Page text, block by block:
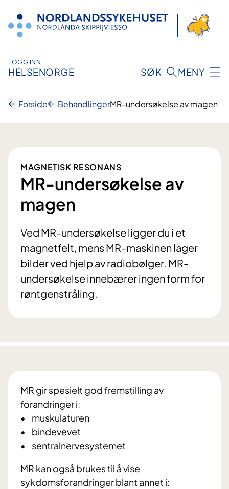
innhold
LOGG INN
HELSENORGE SØK MENY
Forside BehandlingerMR-undersøkelse av magen
MAGNETISK RESONANS
MR-undersøkelse av
magen
Ved MR-undersøkelse ligger du i et
magnetfelt, mens MR-maskinen lager
bilder ved hjelp av radiobølger. MR-
undersøkelse innebærer ingen form for
røntgenstråling.
MR gir spesielt god fremstilling av
forandringer i:
• muskulaturen
• bindevevet
• sentralnervesystemet
MR kan også brukes til å vise
sykdomsforandringer blant annet i: